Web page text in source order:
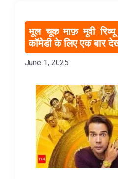
भूल चूक माफ़ मूवी
कॉमेडी के लिए एक बार
June 1, 2025